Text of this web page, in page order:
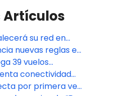
Artículos
su red en
con nuevas
vuelos
nuevas reglas en
mano: de qué trata
aplica
39 vuelos
populares
entre Estados
conectividad
y Argentina con
por primera vez